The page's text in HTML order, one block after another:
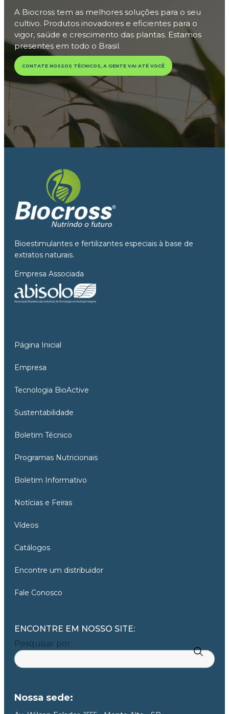
A Biocross tem as melhores soluções para o seu
cultivo. Produtos inovadores e eficientes para o
vigor, saúde e crescimento das plantas. Estamos
presentes em todo o Brasil.
CONTATE NOSSOS TÉCNICOS, A GENTE VAI ATÉ VOCÊ
Bioestimulantes e fertilizantes especiais à base de
extratos naturais.
Empresa Associada
Página Inicial
Empresa
Tecnologia BioActive
Sustentabilidade
Boletim Técnico
Programas Nutricionais
Boletim Informativo
Notícias e Feiras
Vídeos
Catálogos
Encontre um distribuidor
Fale Conosco
ENCONTRE EM NOSSO SITE:
Pesquisar por:
Nossa sede: